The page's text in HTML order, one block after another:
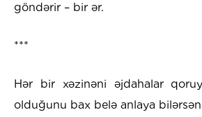
göndərir – bir ər.
***
Hər bir xəzinəni əjdahalar
olduğunu bax belə anlaya